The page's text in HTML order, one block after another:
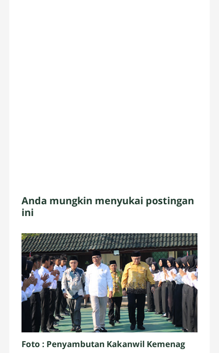
Anda mungkin menyukai postingan
ini
Foto : Penyambutan Kakanwil Kemenag